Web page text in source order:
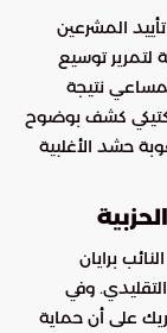
المشرعين
لتمرير توسيع
نتيجة
تكتيكي كشف بوضوح
حشد الأغلبية
برايان
التقليدي. وفي
على أن حماية